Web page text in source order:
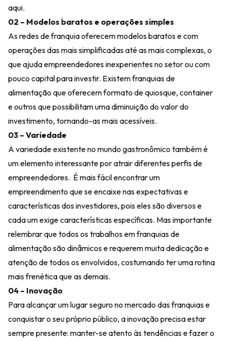
aqui.
02 – Modelos baratos e operações simples
As redes de franquia oferecem modelos baratos e com
operações das mais simplificadas até as mais complexas, o
que ajuda empreendedores inexperientes no setor ou com
pouco capital para investir. Existem franquias de
alimentação que oferecem formato de quiosque, container
e outros que possibilitam uma diminuição do valor do
investimento, tornando-as mais acessíveis.
03 – Variedade
A variedade existente no mundo gastronômico também é
um elemento interessante por atrair diferentes perfis de
empreendedores. É mais fácil encontrar um
empreendimento que se encaixe nas expectativas e
características dos investidores, pois eles são diversos e
cada um exige características específicas. Mas importante
relembrar que todos os trabalhos em franquias de
alimentação são dinâmicos e requerem muita dedicação e
atenção de todos os envolvidos, costumando ter uma rotina
mais frenética que as demais.
04 – Inovação
Para alcançar um lugar seguro no mercado das franquias e
conquistar o seu próprio público, a inovação precisa estar
sempre presente: manter-se atento às tendências e fazer o